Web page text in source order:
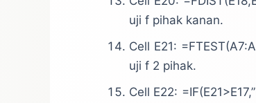
uji f pihak kanan.
Cell E21:
uji f 2 pihak.
Cell E22: